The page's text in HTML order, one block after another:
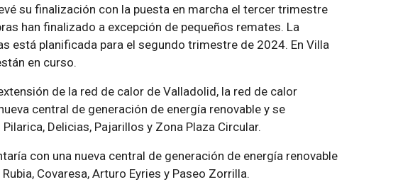
su finalización con la puesta en marcha el tercer trimestre
han finalizado a excepción de pequeños remates. La
está planificada para el segundo trimestre de 2024. En Villa
en curso.
de la red de calor de Valladolid, la red de calor
central de generación de energía renovable y se
Delicias, Pajarillos y Zona Plaza Circular.
con una nueva central de generación de energía renovable
Covaresa, Arturo Eyries y Paseo Zorrilla.